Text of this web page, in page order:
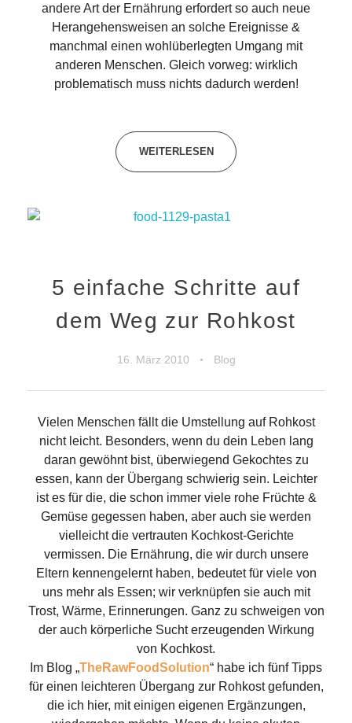
andere Art der Ernährung erfordert so auch neue
Herangehensweisen an solche Ereignisse &
manchmal einen wohlüberlegten Umgang mit
anderen Menschen. Gleich vorweg: wirklich
problematisch muss nichts dadurch werden!
WEITERLESEN
5 einfache Schritte auf
dem Weg zur Rohkost
16. März 2010 Blog
Vielen Menschen fällt die Umstellung auf Rohkost
nicht leicht. Besonders, wenn du dein Leben lang
daran gewöhnt bist, überwiegend Gekochtes zu
essen, kann der Übergang schwierig sein. Leichter
ist es für die, die schon immer viele rohe Früchte &
Gemüse gegessen haben, aber auch sie werden
vielleicht die vertrauten Kochkost-Gerichte
vermissen. Die Ernährung, die wir durch unsere
Eltern kennengelernt haben, bedeutet für viele von
uns mehr als Essen; wir verknüpfen sie auch mit
Trost, Wärme, Erinnerungen. Ganz zu schweigen von
der auch körperliche Sucht erzeugenden Wirkung
von Kochkost.
Im Blog „TheRawFoodSolution“ habe ich fünf Tipps
für einen leichteren Übergang zur Rohkost gefunden,
die ich hier, mit einigen eigenen Ergänzungen,